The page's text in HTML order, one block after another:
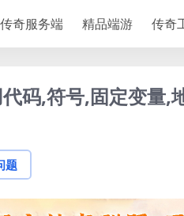
传奇服务端 精品端游 传奇
码,符号,固定变量
题